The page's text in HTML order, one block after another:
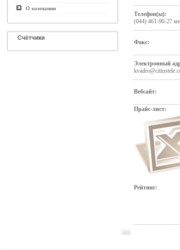
О компании
Счётчики
Телефон(ы):
(044) 461-90-27
Факс:
Электронный
Вебсайт:
Прайс-лист:
Рейтинг: